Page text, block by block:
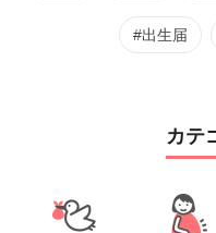
#出生届
カテ